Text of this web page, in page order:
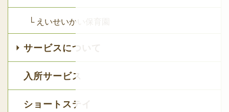
└ えいせいかい保育園
サービスについて
入所サービス
ショートステイ